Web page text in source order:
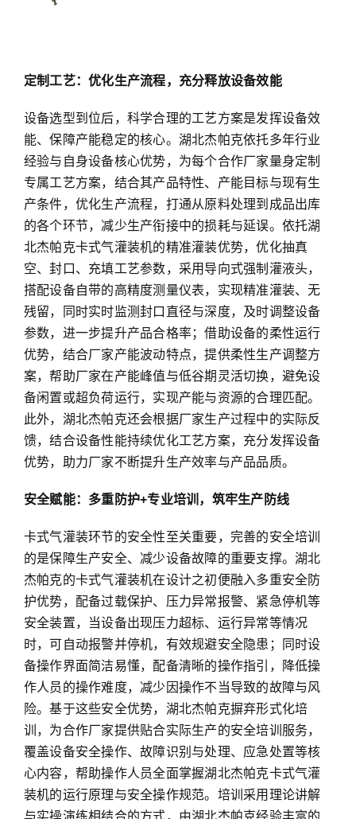
定制工艺：优化生产流程，充分释放设备效能
设备选型到位后，科学合理的工艺方案是发挥设备效
能、保障产能稳定的核心。湖北杰帕克依托多年行业
经验与自身设备核心优势，为每个合作厂家量身定制
专属工艺方案，结合其产品特性、产能目标与现有生
产条件，优化生产流程，打通从原料处理到成品出库
的各个环节，减少生产衔接中的损耗与延误。依托湖
北杰帕克卡式气灌装机的精准灌装优势，优化抽真
空、封口、充填工艺参数，采用导向式强制灌液头，
搭配设备自带的高精度测量仪表，实现精准灌装、无
残留，同时实时监测封口直径与深度，及时调整设备
参数，进一步提升产品合格率；借助设备的柔性运行
优势，结合厂家产能波动特点，提供柔性生产调整方
案，帮助厂家在产能峰值与低谷期灵活切换，避免设
备闲置或超负荷运行，实现产能与资源的合理匹配。
此外，湖北杰帕克还会根据厂家生产过程中的实际反
馈，结合设备性能持续优化工艺方案，充分发挥设备
优势，助力厂家不断提升生产效率与产品品质。
安全赋能：多重防护+专业培训，筑牢生产防线
卡式气灌装环节的安全性至关重要，完善的安全培训
的是保障生产安全、减少设备故障的重要支撑。湖北
杰帕克的卡式气灌装机在设计之初便融入多重安全防
护优势，配备过载保护、压力异常报警、紧急停机等
安全装置，当设备出现压力超标、运行异常等情况
时，可自动报警并停机，有效规避安全隐患；同时设
备操作界面简洁易懂，配备清晰的操作指引，降低操
作人员的操作难度，减少因操作不当导致的故障与风
险。基于这些安全优势，湖北杰帕克摒弃形式化培
训，为合作厂家提供贴合实际生产的安全培训服务，
覆盖设备安全操作、故障识别与处理、应急处置等核
心内容，帮助操作人员全面掌握湖北杰帕克卡式气灌
装机的运行原理与安全操作规范。培训采用理论讲解
与实操演练相结合的方式，由湖北杰帕克经验丰富的